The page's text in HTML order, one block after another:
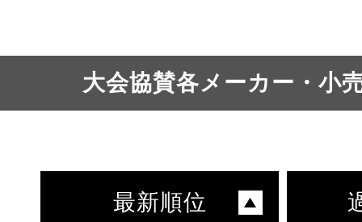
大会協賛各メーカー・小
最新順位